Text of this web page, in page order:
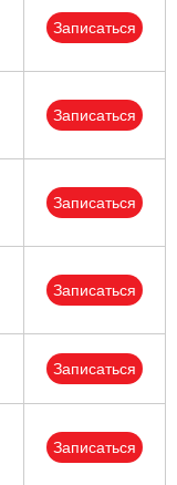
Записаться
Записаться
Записаться
Записаться
Записаться
Записаться